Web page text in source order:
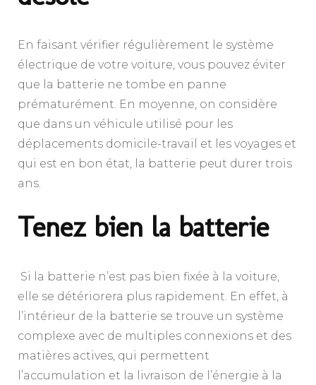
En faisant vérifier régulièrement le système
électrique de votre voiture, vous pouvez éviter
que la batterie ne tombe en panne
prématurément. En moyenne, on considère
que dans un véhicule utilisé pour les
déplacements domicile-travail et les voyages et
qui est en bon état, la batterie peut durer trois
ans.
Tenez bien la batterie
Si la batterie n’est pas bien fixée à la voiture,
elle se détériorera plus rapidement. En effet, à
l’intérieur de la batterie se trouve un système
complexe avec de multiples connexions et des
matières actives, qui permettent
l’accumulation et la livraison de l’énergie à la